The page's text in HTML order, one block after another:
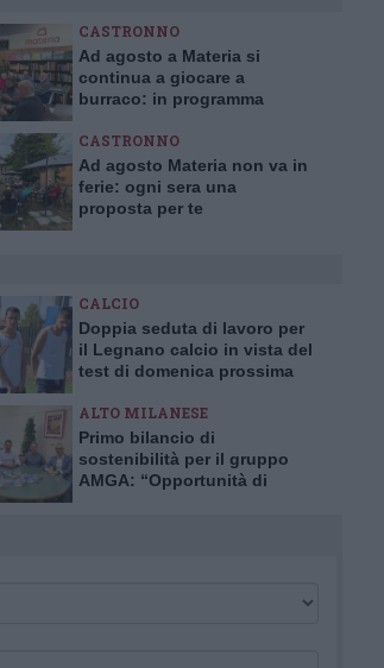
CASTRONNO
Ad agosto a Materia si
continua a giocare a
burraco: in programma
CASTRONNO
Ad agosto Materia non va in
ferie: ogni sera una
proposta per te
CALCIO
Doppia seduta di lavoro per
il Legnano calcio in vista del
test di domenica prossima
ALTO MILANESE
Primo bilancio di
sostenibilità per il gruppo
AMGA: “Opportunità di